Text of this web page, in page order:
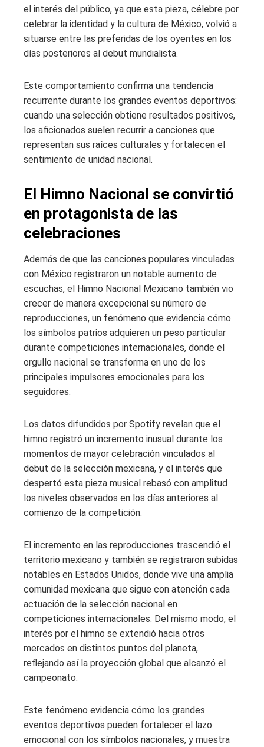
el interés del público, ya que esta pieza, célebre por
celebrar la identidad y la cultura de México, volvió a
situarse entre las preferidas de los oyentes en los
días posteriores al debut mundialista.
Este comportamiento confirma una tendencia
recurrente durante los grandes eventos deportivos:
cuando una selección obtiene resultados positivos,
los aficionados suelen recurrir a canciones que
representan sus raíces culturales y fortalecen el
sentimiento de unidad nacional.
El Himno Nacional se convirtió
en protagonista de las
celebraciones
Además de que las canciones populares vinculadas
con México registraron un notable aumento de
escuchas, el Himno Nacional Mexicano también vio
crecer de manera excepcional su número de
reproducciones, un fenómeno que evidencia cómo
los símbolos patrios adquieren un peso particular
durante competiciones internacionales, donde el
orgullo nacional se transforma en uno de los
principales impulsores emocionales para los
seguidores.
Los datos difundidos por Spotify revelan que el
himno registró un incremento inusual durante los
momentos de mayor celebración vinculados al
debut de la selección mexicana, y el interés que
despertó esta pieza musical rebasó con amplitud
los niveles observados en los días anteriores al
comienzo de la competición.
El incremento en las reproducciones trascendió el
territorio mexicano y también se registraron subidas
notables en Estados Unidos, donde vive una amplia
comunidad mexicana que sigue con atención cada
actuación de la selección nacional en
competiciones internacionales. Del mismo modo, el
interés por el himno se extendió hacia otros
mercados en distintos puntos del planeta,
reflejando así la proyección global que alcanzó el
campeonato.
Este fenómeno evidencia cómo los grandes
eventos deportivos pueden fortalecer el lazo
emocional con los símbolos nacionales, y muestra